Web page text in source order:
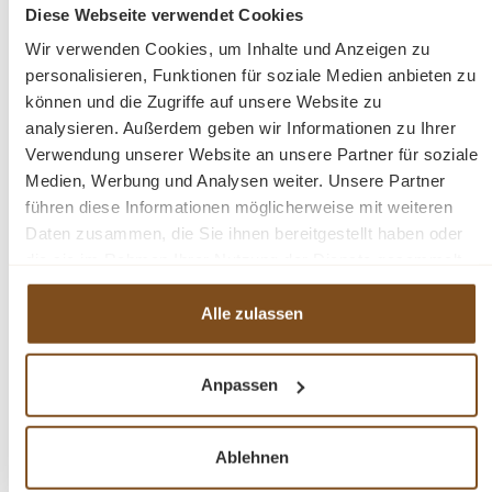
Diese Webseite verwendet Cookies
Wir verwenden Cookies, um Inhalte und Anzeigen zu
personalisieren, Funktionen für soziale Medien anbieten zu
können und die Zugriffe auf unsere Website zu
analysieren. Außerdem geben wir Informationen zu Ihrer
Verwendung unserer Website an unsere Partner für soziale
Medien, Werbung und Analysen weiter. Unsere Partner
führen diese Informationen möglicherweise mit weiteren
Daten zusammen, die Sie ihnen bereitgestellt haben oder
haben.
Alle zulassen
Anpassen
Ablehnen
In den Warenkorb
Rabatt
-19%
Tipp
schwarz 200 cm